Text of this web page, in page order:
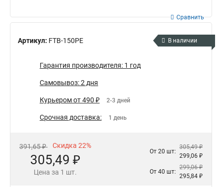
Артикул: FTB-150PE
Сравнить
В наличии
Гарантия производителя: 1 год
Самовывоз: 2 дня
Курьером от 490 ₽ 2-3 дней
Срочная доставка: 1 день
391,65 ₽ Скидка 22%
305,49 ₽
Цена за 1 шт.
От 20 шт:
305,49 ₽
299,06 ₽
От 40 шт:
299,06 ₽
295,84 ₽